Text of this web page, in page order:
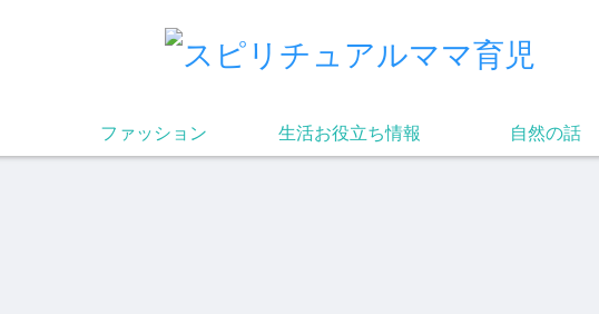
ファッション 生活お役立ち情報 自然の話